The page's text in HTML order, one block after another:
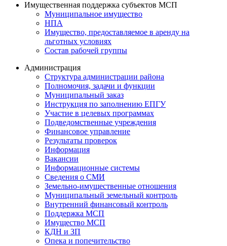
Имущественная поддержка субъектов МСП
Муниципальное имущество
НПА
Имущество, предоставляемое в аренду на
льготных условиях
Состав рабочей группы
Администрация
Структура администрации района
Полномочия, задачи и функции
Муниципальный заказ
Инструкция по заполнению ЕПГУ
Участие в целевых программах
Подведомственные учреждения
Финансовое управление
Результаты проверок
Информация
Вакансии
Информационные системы
Сведения о СМИ
Земельно-имущественные отношения
Муниципальный земельный контроль
Внутренний финансовый контроль
Поддержка МСП
Имущество МСП
КДН и ЗП
Опека и попечительство